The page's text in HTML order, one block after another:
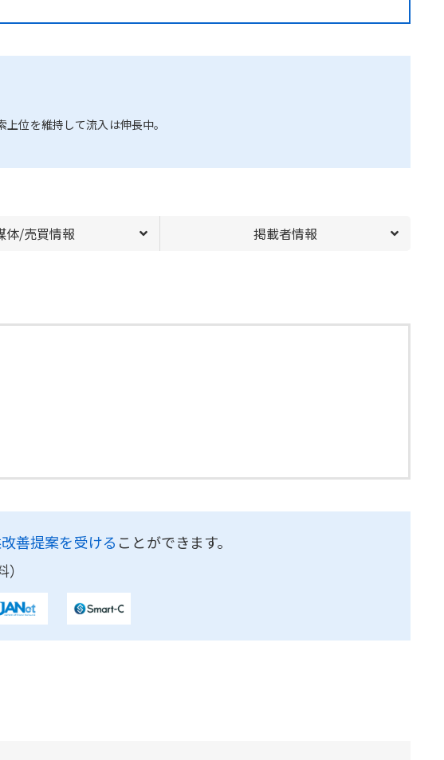
位を維持して流入は伸長中。
体/売買情報 掲載者情報
善提案を受ける ことができます。